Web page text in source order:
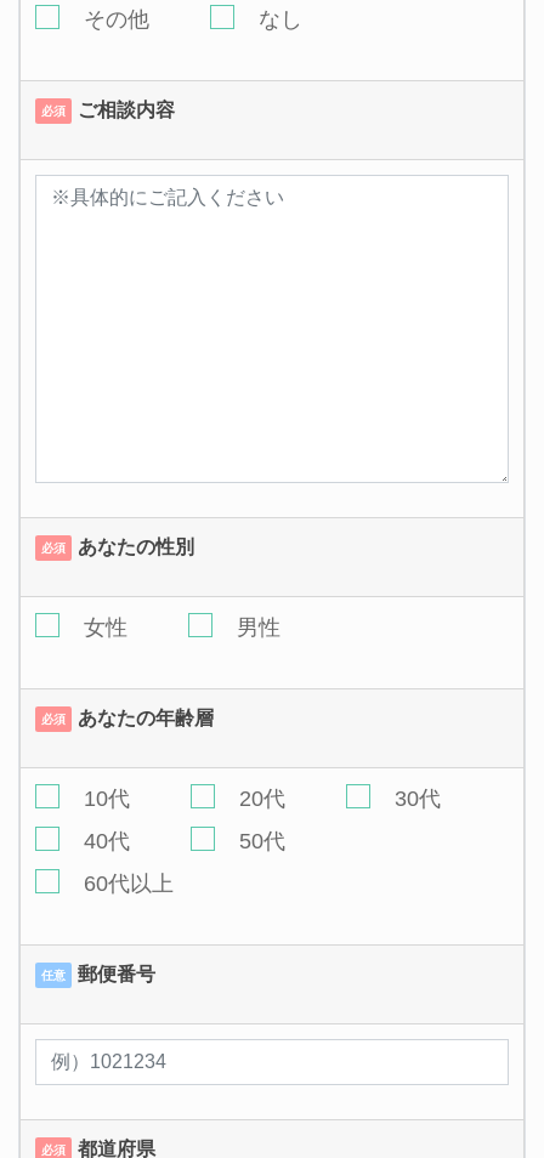
その他
なし
必須 ご相談内容
必須 あなたの性別
女性 男性
必須 あなたの年齢層
10代 20代
30代
40代
50代
60代以上
任意 郵便番号
必須 都道府県